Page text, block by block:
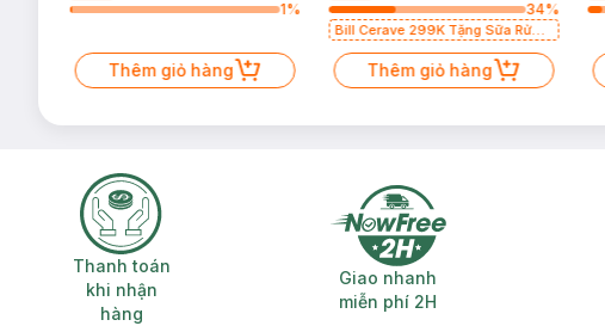
Bảo quản:Nơi khô ráo thoáng mát
Chất liệu:Inox cao cấp và sứ tráng men an toàn
Trọng lượng:
Xuất xứ:
Pháp
1%
Thêm giỏ hàng
34%
Bill Cerave 299K Tặng Sữa Rửa
Mặt Cerave 30ml (SL có hạn)
Thêm giỏ hàng
Thanh toán khi nhận hàng
Thanh toán
khi nhận
hàng
Giao nhanh miễn phí 2H
Giao nhanh
miễn phí 2H